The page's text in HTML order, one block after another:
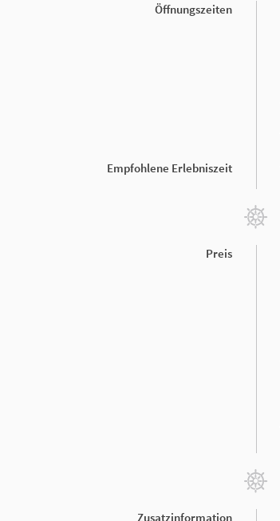
Öffnungszeiten
Empfohlene Erlebniszeit
Preis
Zusatzinformation